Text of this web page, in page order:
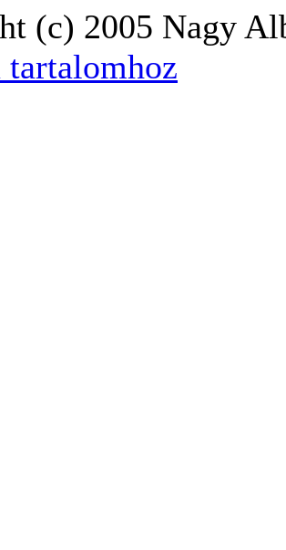
(c) 2005 Nagy
tartalomhoz